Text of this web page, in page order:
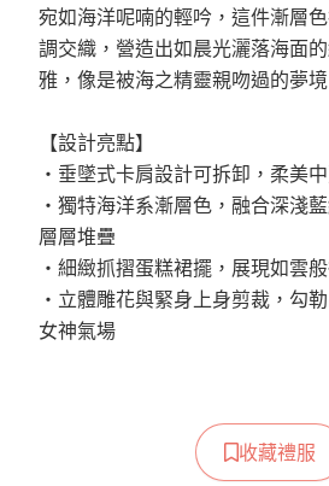
宛如海洋呢喃的輕吟，這件漸層
調交織，營造出如晨光灑落海面
雅，像是被海之精靈親吻過的夢境
【設計亮點】
・垂墜式卡肩設計可拆卸，柔美
・獨特海洋系漸層色，融合深淺
層層堆疊
・細緻抓摺蛋糕裙擺，展現如雲
・立體雕花與緊身上身剪裁，勾
女神氣場
收藏禮服